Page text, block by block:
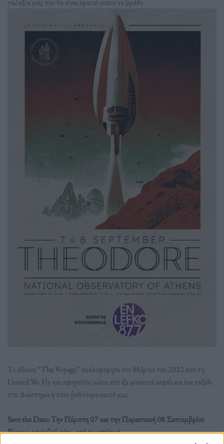
Το album “The Voyage” κυκλοφόρησε τον Μάρτιο του 2022 από τη
United We Fly και αφηγείται μέσα από έξι μουσικά κεφάλαια ένα ταξίδι
στο Διάστημα ή στον βαθύτερο εαυτό μας.
Save the Date: Την Πέμπτη 07 και την Παρασκευή 08 Σεπτεμβρίου
δίνουμε ραντεβού κάτω από τα αστέρια!